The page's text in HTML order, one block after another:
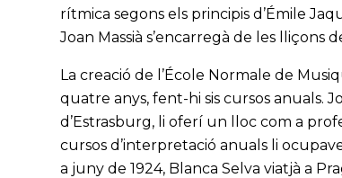
rítmica segons els principis d’Émile
Joan Massià s’encarregà de les lliçons
La creació de l’École Normale de
quatre anys, fent-hi sis cursos anuals.
d’Estrasburg, li oferí un lloc com a
cursos d’interpretació anuals li
a juny de 1924, Blanca Selva viatjà a